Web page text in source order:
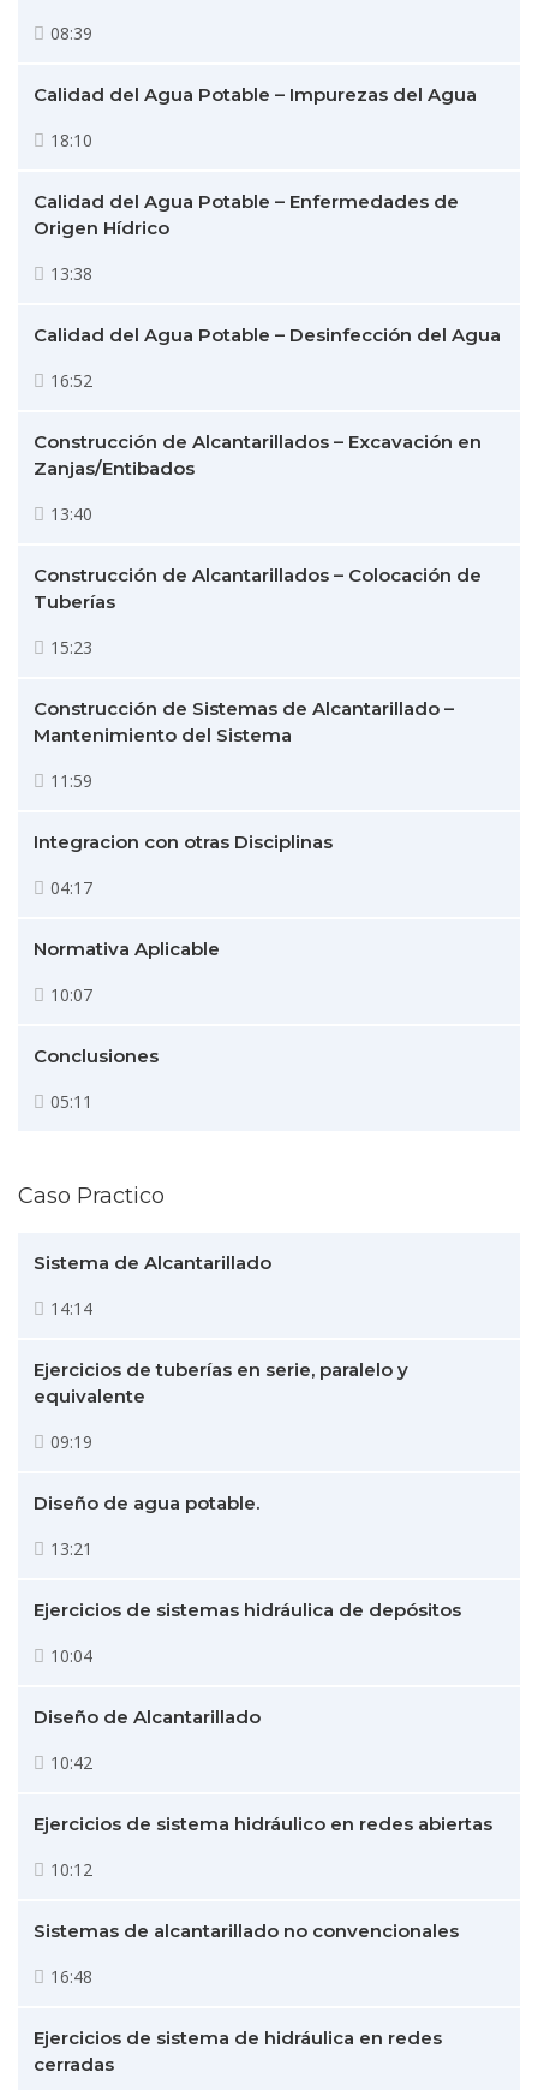
08:39
Calidad del Agua Potable – Impurezas del Agua
18:10
Calidad del Agua Potable – Enfermedades de
Origen Hídrico
13:38
Calidad del Agua Potable – Desinfección del Agua
16:52
Construcción de Alcantarillados – Excavación en
Zanjas/Entibados
13:40
Construcción de Alcantarillados – Colocación de
Tuberías
15:23
Construcción de Sistemas de Alcantarillado –
Mantenimiento del Sistema
11:59
Integracion con otras Disciplinas
04:17
Normativa Aplicable
10:07
Conclusiones
05:11
Caso Practico
Sistema de Alcantarillado
14:14
Ejercicios de tuberías en serie, paralelo y
equivalente
09:19
Diseño de agua potable.
13:21
Ejercicios de sistemas hidráulica de depósitos
10:04
Diseño de Alcantarillado
10:42
Ejercicios de sistema hidráulico en redes abiertas
10:12
Sistemas de alcantarillado no convencionales
16:48
Ejercicios de sistema de hidráulica en redes
cerradas